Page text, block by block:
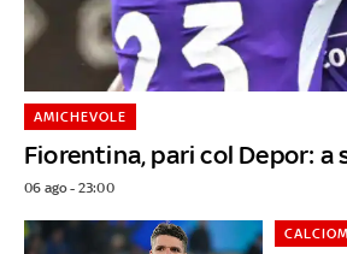
Fiorentina, pari col Depor: a
AMICHEVOLE
06 ago - 23:00